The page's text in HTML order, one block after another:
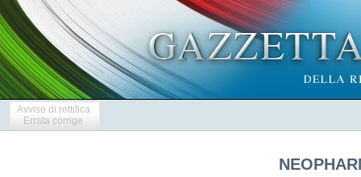
Avviso di rettifica
Errata corrige